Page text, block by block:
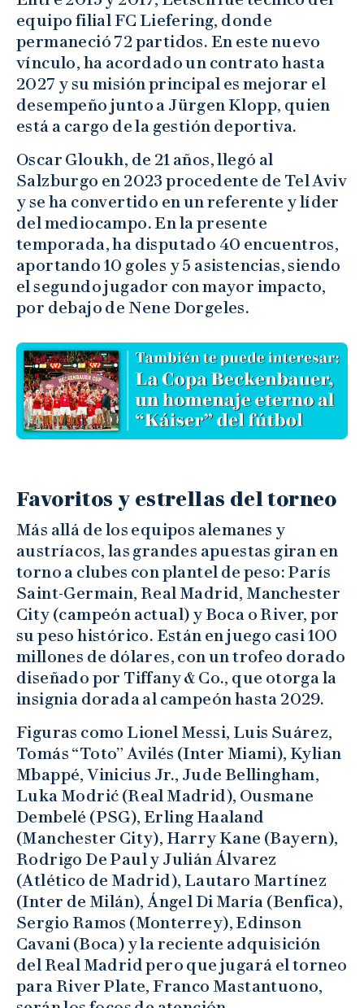
equipo filial FC Liefering, donde
permaneció 72 partidos. En este nuevo
vínculo, ha acordado un contrato hasta
2027 y su misión principal es mejorar el
desempeño junto a Jürgen Klopp, quien
está a cargo de la gestión deportiva.
Oscar Gloukh, de 21 años, llegó al
Salzburgo en 2023 procedente de Tel Aviv
y se ha convertido en un referente y líder
del mediocampo. En la presente
temporada, ha disputado 40 encuentros,
aportando 10 goles y 5 asistencias, siendo
el segundo jugador con mayor impacto,
por debajo de Nene Dorgeles.
Favoritos y estrellas del torneo
Más allá de los equipos alemanes y
austríacos, las grandes apuestas giran en
torno a clubes con plantel de peso: París
Saint-Germain, Real Madrid, Manchester
City (campeón actual) y Boca o River, por
su peso histórico. Están en juego casi 100
millones de dólares, con un trofeo dorado
diseñado por Tiffany & Co., que otorga la
insignia dorada al campeón hasta 2029.
Figuras como Lionel Messi, Luis Suárez,
Tomás “Toto” Avilés (Inter Miami), Kylian
Mbappé, Vinicius Jr., Jude Bellingham,
Luka Modrić (Real Madrid), Ousmane
Dembelé (PSG), Erling Haaland
(Manchester City), Harry Kane (Bayern),
Rodrigo De Paul y Julián Álvarez
(Atlético de Madrid), Lautaro Martínez
(Inter de Milán), Ángel Di María (Benfica),
Sergio Ramos (Monterrey), Edinson
Cavani (Boca) y la reciente adquisición
del Real Madrid pero que jugará el torneo
para River Plate, Franco Mastantuono,